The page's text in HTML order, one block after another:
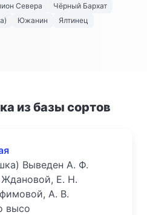
Севера
Чёрный Бархат
Южанин
Ялтинец
из базы сортов
Выведен А. Ф.
Ждановой, Е. Н.
А. В.
высо